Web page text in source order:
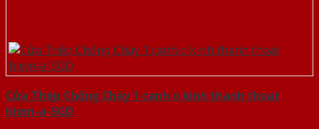
Cửa Thép Chống Cháy 1 canh o kinh thanh thoat
hiem-a-SGD